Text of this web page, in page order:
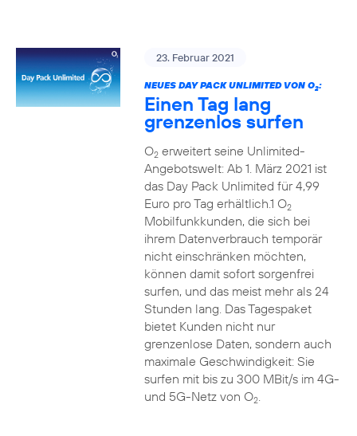
23. Februar 2021
NEUES DAY PACK UNLIMITED VON O2:
Einen Tag lang
grenzenlos surfen
O2erweitert seine Unlimited-
Angebotswelt: Ab 1. März 2021 ist
das Day Pack Unlimited für 4,99
Euro pro Tag erhältlich.1 O2
Mobilfunkkunden, die sich bei
ihrem Datenverbrauch temporär
nicht einschränken möchten,
können damit sofort sorgenfrei
surfen, und das meist mehr als 24
Stunden lang. Das Tagespaket
bietet Kunden nicht nur
grenzenlose Daten, sondern auch
maximale Geschwindigkeit: Sie
surfen mit bis zu 300 MBit/s im 4G-
und 5G-Netz von O2.